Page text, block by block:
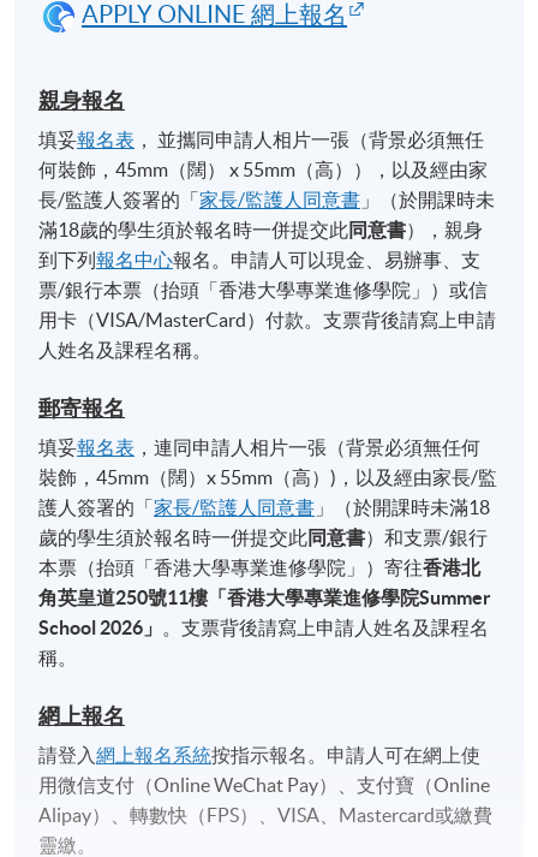
APPLY ONLINE 網上報名
親身報名
填妥報名表 ， 並攜同申請人相片一張（背景必須無任
何裝飾，45mm（闊） x 55mm（高）），以及經由家
長/監護人簽署的「家長/監護人同意書 」（於開課時未
滿18歲的學生須於報名時一併提交此同意書），親身
到下列報名中心報名。申請人可以現金、易辦事、支
票/銀行本票（抬頭「香港大學專業進修學院」）或信
用卡（VISA/MasterCard）付款。支票背後請寫上申請
人姓名及課程名稱。
郵寄報名
填妥報名表 ，連同申請人相片一張（背景必須無任何
裝飾，45mm（闊）x 55mm（高）)，以及經由家長/監
護人簽署的「家長/監護人同意書 」（於開課時未滿18
歲的學生須於報名時一併提交此同意書）和支票/銀行
本票（抬頭「香港大學專業進修學院」）寄往香港北
角英皇道250號11樓「香港大學專業進修學院Summer
School 2026 」
。支票背後請寫上申請人姓名及課程名
稱。
網上報名
請登入網上報名系統按指示報名。申請人可在網上使
用微信支付（Online WeChat Pay）、支付寶（Online
Alipay）、轉數快（FPS）、VISA、Mastercard或繳費
靈繳。